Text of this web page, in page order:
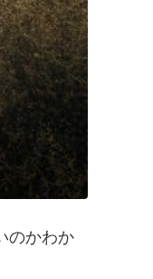
のかわか